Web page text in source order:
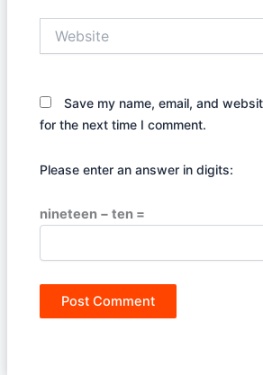
Save my name, email, and
for the next time I comment.
Please enter an answer in digits:
nineteen − ten =